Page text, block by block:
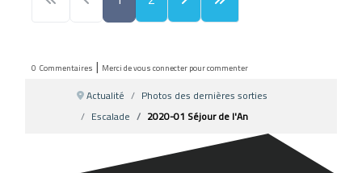
0 Commentaires | Merci de vous connecter pour commenter
Actualité
Photos des dernières sorties
Escalade
2020-01 Séjour de l'An